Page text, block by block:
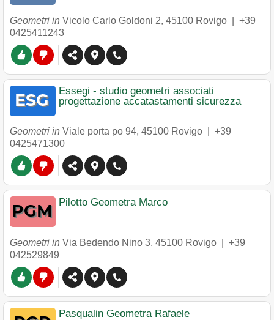
Geometri in Vicolo Carlo Goldoni 2, 45100 Rovigo
+39
0425411243
Essegi - studio geometri associati
progettazione accatastamenti sicurezza
Geometri in Viale porta po 94, 45100 Rovigo
+39
0425471300
Pilotto Geometra Marco
Geometri in Via Bedendo Nino 3, 45100 Rovigo
+39
042529849
Pasqualin Geometra Rafaele